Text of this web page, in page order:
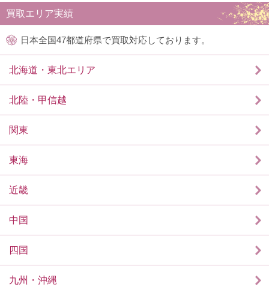
買取エリア実績
日本全国47都道府県で買取対応しております。
北海道・東北エリア
北陸・甲信越
関東
東海
近畿
中国
四国
九州・沖縄